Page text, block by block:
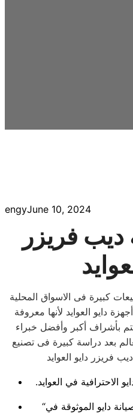
engyJune 10, 2024
فريزر
كبيرة فى الاسواق المحلية
دايو العوايد لأنها معروفة
بأشراف أكبر وأفضل خبراء
بعد دراسة كبيرة فى تصنيع
فريزر دايو العوايد
“إبقاء الأجهزة في أفضل حال: صيانة دايو الموثوقة في